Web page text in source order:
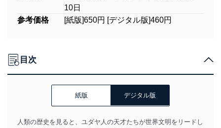
10日
参考価格
[紙版]650円 [デジタル版]460円
目次
紙版 デジタル版
人類の歴史を見ると、ユダヤ人の天才たちが世界文明をリードし